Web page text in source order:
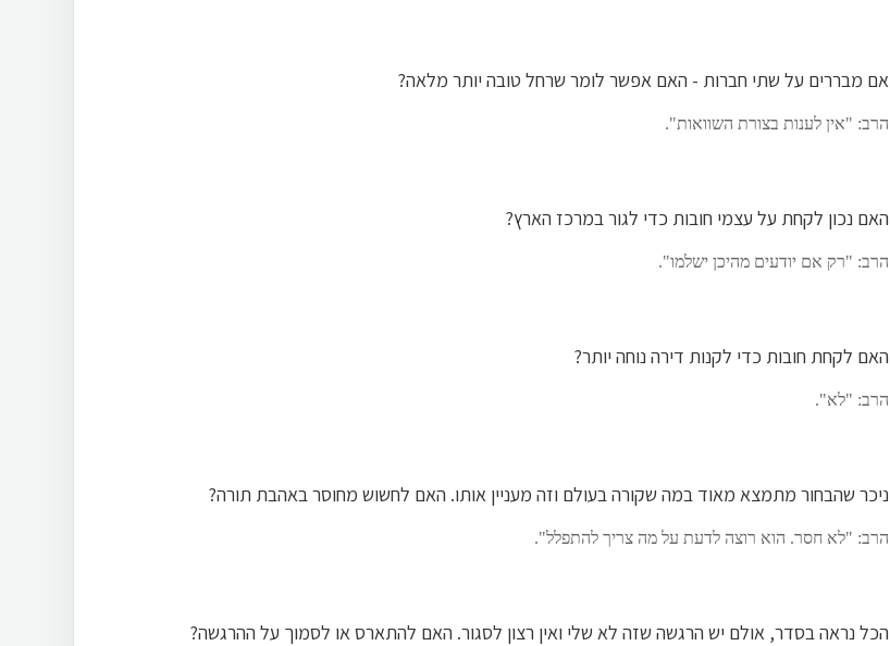
אם מבררים על שתי חברות - האם אפשר לומר שרחל טובה יותר מלאה?
הרב: "אין לענות בצורת השוואות".
האם נכון לקחת על עצמי חובות כדי לגור במרכז הארץ?
הרב: "רק אם יודעים מהיכן ישלמו".
האם לקחת חובות כדי לקנות דירה נוחה יותר?
הרב: "לא".
ניכר שהבחור מתמצא מאוד במה שקורה בעולם וזה מעניין אותו. האם לחשוש מחוסר באהבת תורה?
הרב: "לא חסר. הוא רוצה לדעת על מה צריך להתפלל".
הכל נראה בסדר, אולם יש הרגשה שזה לא שלי ואין רצון לסגור. האם להתארס או לסמוך על ההרגשה?